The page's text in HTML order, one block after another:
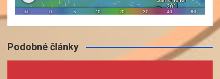
Podobné články